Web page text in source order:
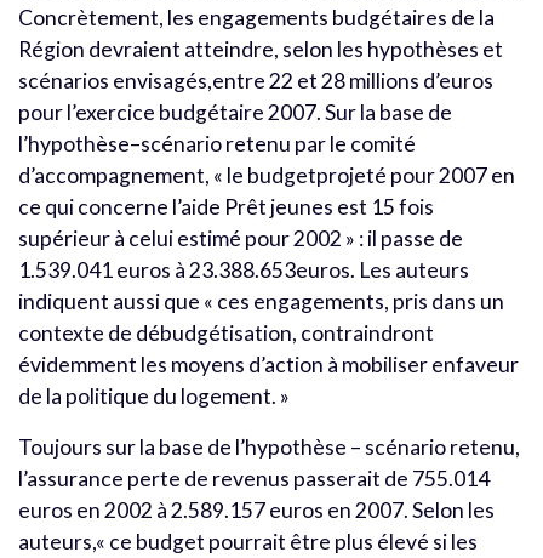
Concrètement, les engagements budgétaires de la
Région devraient atteindre, selon les hypothèses et
scénarios envisagés,entre 22 et 28 millions d’euros
pour l’exercice budgétaire 2007. Sur la base de
l’hypothèse–scénario retenu par le comité
d’accompagnement, « le budgetprojeté pour 2007 en
ce qui concerne l’aide Prêt jeunes est 15 fois
supérieur à celui estimé pour 2002 » : il passe de
1.539.041 euros à 23.388.653euros. Les auteurs
indiquent aussi que « ces engagements, pris dans un
contexte de débudgétisation, contraindront
évidemment les moyens d’action à mobiliser enfaveur
de la politique du logement. »
Toujours sur la base de l’hypothèse – scénario retenu,
l’assurance perte de revenus passerait de 755.014
euros en 2002 à 2.589.157 euros en 2007. Selon les
auteurs,« ce budget pourrait être plus élevé si les